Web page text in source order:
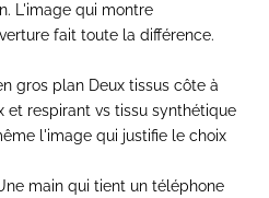
L'image qui montre
fait toute la différence.
gros plan Deux tissus côte à
et respirant vs tissu synthétique
l'image qui justifie le choix
main qui tient un téléphone